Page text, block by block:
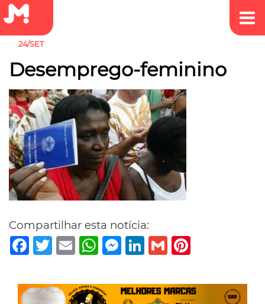
24/SET
Desemprego-feminino
Compartilhar esta notícia:
Facebook
TwitterEmail WhatsAppMessenger
LinkedIn
Gmail